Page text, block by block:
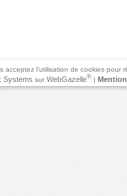
acceptez l'utilisation de cookies
Systems surWebGazelle® |